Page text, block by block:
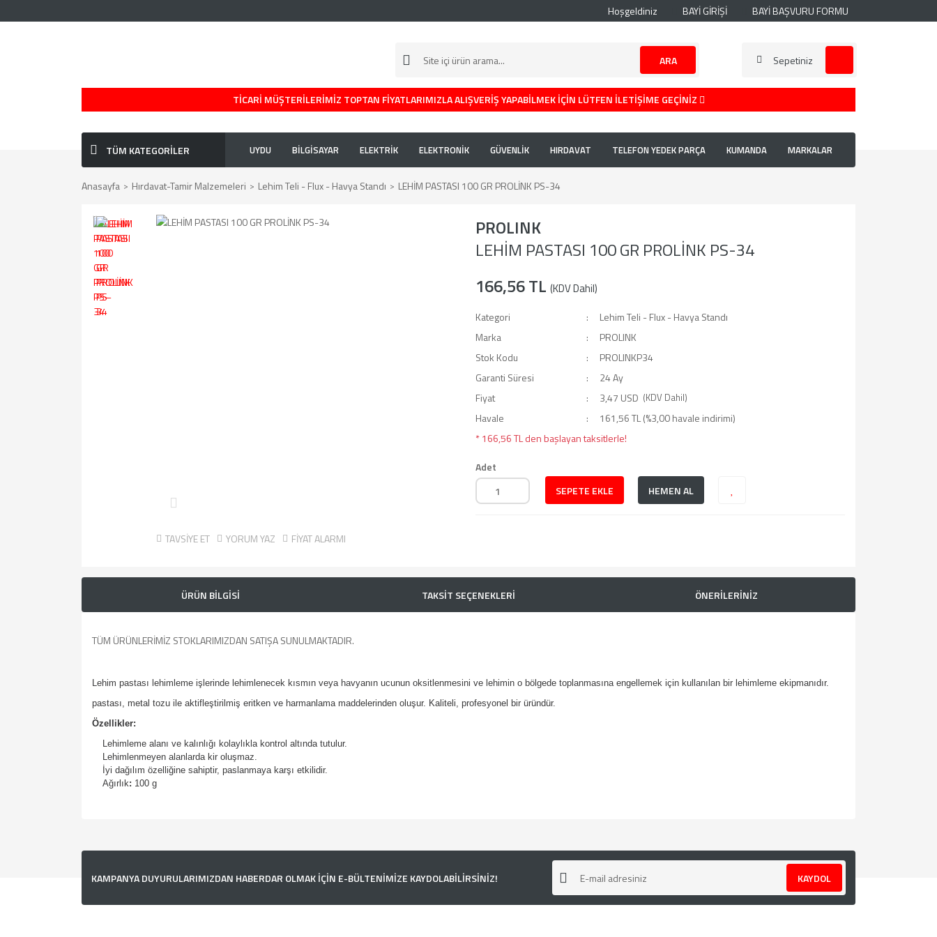
Hoşgeldiniz BAYİ GİRİŞİ BAYİ BAŞVURU FORMU
ARA Sepetiniz
TİCARİ MÜŞTERİLERİMİZ TOPTAN FİYATLARIMIZLA ALIŞVERİŞ YAPABİLMEK İÇİN LÜTFEN İLETİŞİME GEÇİNİZ
TÜM KATEGORİLER UYDU BİLGİSAYAR ELEKTRİK ELEKTRONİK GÜVENLİK HIRDAVAT TELEFON YEDEK PARÇA KUMANDA MARKALAR
Anasayfa Hırdavat-Tamir Malzemeleri Lehim Teli - Flux - Havya Standı LEHİM PASTASI 100 GR PROLİNK PS-34
TAVSİYE ET YORUM YAZ FİYAT ALARMI
PROLINK
LEHİM PASTASI 100 GR PROLİNK PS-34
166,56 TL (KDV Dahil)
Kategori
Lehim Teli - Flux - Havya Standı
Marka
PROLINK
Stok Kodu
PROLINKP34
Garanti Süresi
24 Ay
Fiyat
3,47 USD (KDV Dahil)
Havale
161,56 TL (%3,00 havale indirimi)
* 166,56 TL den başlayan taksitlerle!
Adet
SEPETE EKLE
HEMEN AL
ÜRÜN BİLGİSİ TAKSİT SEÇENEKLERİ ÖNERİLERİNİZ
TÜM ÜRÜNLERİMİZ STOKLARIMIZDAN SATIŞA SUNULMAKTADIR.
Lehim pastası lehimleme işlerinde lehimlenecek kısmın veya havyanın ucunun oksitlenmesini ve lehimin o bölgede toplanmasına engellemek için kullanılan bir lehimleme ekipmanıdır.
pastası, metal tozu ile aktifleştirilmiş eritken ve harmanlama maddelerinden oluşur. Kaliteli, profesyonel bir üründür.
Özellikler:
Lehimleme alanı ve kalınlığı kolaylıkla kontrol altında tutulur.
Lehimlenmeyen alanlarda kir oluşmaz.
İyi dağılım özelliğine sahiptir, paslanmaya karşı etkilidir.
Ağırlık: 100 g
Ürün resmi kalitesiz, bozuk veya görüntülenemiyor.
KAMPANYA DUYURULARIMIZDAN HABERDAR OLMAK İÇİN E-BÜLTENİMİZE KAYDOLABİLİRSİNİZ! KAYDOL